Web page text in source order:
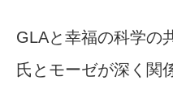
GLAと幸福の科学の
氏とモーゼが深く関